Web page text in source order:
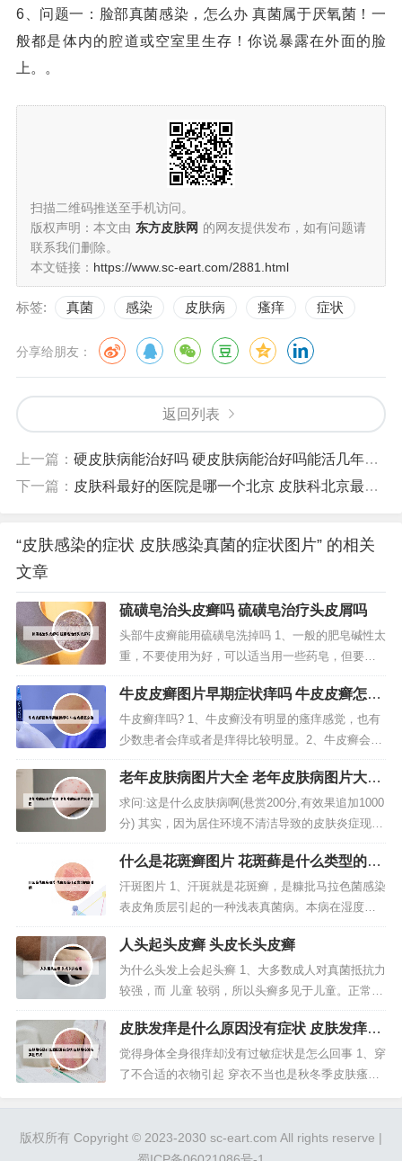
6、问题一：脸部真菌感染，怎么办 真菌属于厌氧菌！一
般都是体内的腔道或空室里生存！你说暴露在外面的脸
上。。
扫描二维码推送至手机访问。
版权声明：本文由 东方皮肤网 的网友提供发布，如有问题请
联系我们删除。
本文链接： https://www.sc-eart.com/2881.html
标签: 真菌 感染 皮肤病 瘙痒 症状
分享给朋友：
返回列表
上一篇： 硬皮肤病能治好吗 硬皮肤病能治好吗能活几年吃什么药能治好
下一篇： 皮肤科最好的医院是哪一个北京 皮肤科北京最好医院排名
“皮肤感染的症状 皮肤感染真菌的症状图片” 的相关
文章
硫磺皂治头皮癣吗 硫磺皂治疗头皮屑吗
头部牛皮癣能用硫磺皂洗掉吗 1、一般的肥皂碱性太
重，不要使用为好，可以适当用一些药皂，但要因
人而异。还有洗澡时要注道意水温不要太高，不要
抓伤患病部位等，以免影响或者是加重病情，希望
对属您有帮助。2、头部银屑病患者的鳞屑增多主要
是因为头部头部角质细胞增生过快所引起的，建议
头部银屑病患者到正规的药店买点...
牛皮皮癣图片早期症状痒吗 牛皮皮癣怎么
治
牛皮癣痒吗? 1、牛皮癣没有明显的瘙痒感觉，也有
少数患者会痒或者是痒得比较明显。2、牛皮癣会发
痒也因为在搔抓皮肤时，指甲会将表皮层剥落，而
让鲜红的真皮层裸露在外，真皮层的细小毛细血管
将破裂出血，此时不但皮肤的天然屏障功能消失，
而且从真皮毛细血管内渗出的血清蛋白，就会导致
皮肤发痒。3、牛皮癣，是一种慢...
老年皮肤病图片大全 老年皮肤病图片大全
大图
求问:这是什么皮肤病啊(悬赏200分,有效果追加1000
分) 其实，因为居住环境不清洁导致的皮肤炎症现在
在城市中并不多见，更多情况下，还是本身体质或
饮食习惯导致的血虚风燥、风湿蕴阻型皮肤瘙痒更
为普遍。 血虚风燥型皮肤瘙痒多见于老年人，一般
将老年人皮肤瘙痒称为“老年性皮肤瘙痒症”。红斑皮
肤病，一般是指...
什么是花斑癣图片 花斑藓是什么类型的皮
肤病
汗斑图片 1、汗斑就是花斑癣，是糠批马拉色菌感染
表皮角质层引起的一种浅表真菌病。本病在湿度较
高的热带，亚热带和温带地区为高发区。致病菌系
一种嗜脂性酵母，称为卵圆形糠秕孢子菌或正圆形
糠秕孢子菌。2、雀斑/晒斑—指发于颜面等处散在黑
褐色斑点。在日光、X线、紫外线甚至日光灯照射
后，产生大量的黑素，形成点状...
人头起头皮癣 头皮长头皮癣
为什么头发上会起头癣 1、大多数成人对真菌抵抗力
较强，而 儿童 较弱，所以头癣多见于儿童。正常人
与患头癣者经常密切接触，特别是儿童在一起玩耍
头碰头的接触，很容易被传染。还有与有病的动物
接触后患病这都属于直接传染。2、头癣是真菌感染
头皮和头发所引起的疾病。患了头癣，头皮上会出
皮肤发痒是什么原因没有症状 皮肤发痒没
有其他症状
觉得身体全身很痒却没有过敏症状是怎么回事 1、穿
了不合适的衣物引起 穿衣不当也是秋冬季皮肤瘙痒
关的可能性大。部分是与慢性消耗性疾病有关，如
贫血，肝胆疾病，糖尿病等。3、问题二：皮肤全身
版权所有 Copyright © 2023-2030 sc-eart.com All rights reserve |